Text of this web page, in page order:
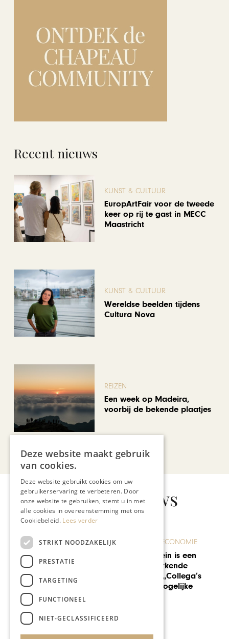
Recent nieuws
KUNST & CULTUUR
EuropArtFair voor de tweede
keer op rij te gast in MECC
Maastricht
KUNST & CULTUUR
Wereldse beelden tijdens
Cultura Nova
REIZEN
Een week op Madeira,
voorbij de bekende plaatjes
Bekijk alle artikelen
Gerelateerd nieuws
ONDERNEMEN & ECONOMIE
Rianne Balkestein is een
(deels) thuiswerkende
hotelmanager: „Collega’s
maken het onmogelijke
Deze website maakt gebruik
van cookies.
Deze website gebruikt cookies om uw
gebruikerservaring te verbeteren. Door
onze website te gebruiken, stemt u in met
alle cookies in overeenstemming met ons
Cookiebeleid. Lees verder
STRIKT NOODZAKELIJK
PRESTATIE
TARGETING
FUNCTIONEEL
NIET-GECLASSIFICEERD